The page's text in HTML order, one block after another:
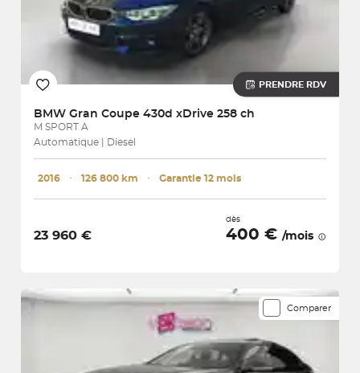
PRENDRE RDV
BMW Gran Coupe 430d xDrive 258 ch
M SPORT A
Automatique | Diesel
2016 ･ 126 800 km ･ Garantie 12 mois
23 960 €
dès
400 € /mois
Comparer